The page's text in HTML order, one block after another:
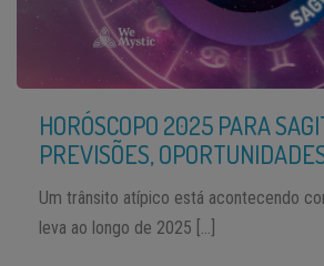
HORÓSCOPO 2025 PARA
PREVISÕES,
Um trânsito atípico está acontecendo
leva ao longo de 2025 […]